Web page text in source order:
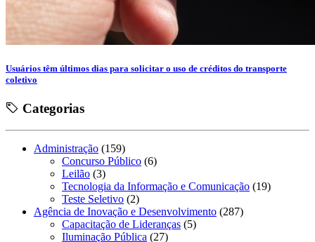
Usuários têm últimos dias para solicitar o uso de créditos do transporte
coletivo
Categorias
Administração (159)
Concurso Público (6)
Leilão (3)
Tecnologia da Informação e Comunicação (19)
Teste Seletivo (2)
Agência de Inovação e Desenvolvimento (287)
Capacitação de Lideranças (5)
Iluminação Pública (27)